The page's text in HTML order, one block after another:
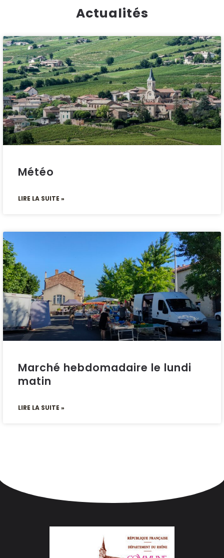
Actualités
Météo
LIRE LA SUITE »
Marché hebdomadaire le lundi
matin
LIRE LA SUITE »